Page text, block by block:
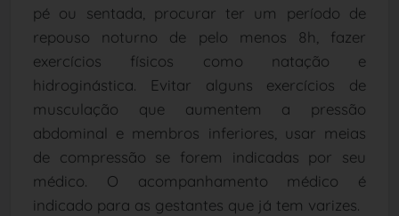
pé ou sentada, procurar ter um período de
repouso noturno de pelo menos 8h, fazer
exercícios físicos como natação e
hidroginástica. Evitar alguns exercícios de
musculação que aumentem a pressão
abdominal e membros inferiores, usar meias
de compressão se forem indicadas por seu
médico. O acompanhamento médico é
indicado para as gestantes que já tem varizes.